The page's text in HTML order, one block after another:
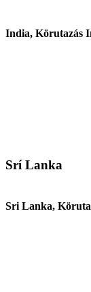
India, Körutazás
Srí Lanka
Sri Lanka,